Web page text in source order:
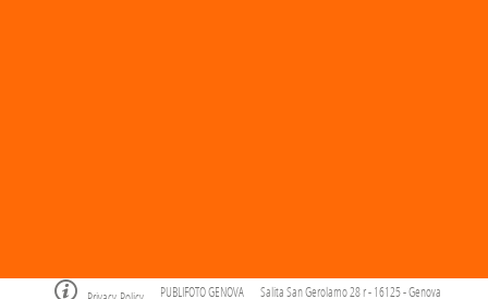
PUBLIFOTO GENOVA
Salita San Gerolamo 28 r - 16125 - Genova